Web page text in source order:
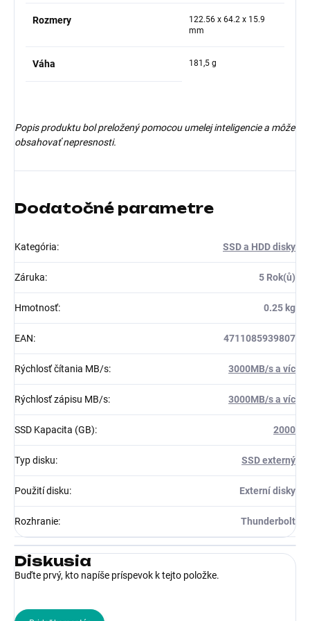
Rozmery
122.56 x 64.2 x 15.9
mm
Váha 181,5 g
Popis produktu bol preložený pomocou umelej inteligencie a môže
obsahovať nepresnosti.
Dodatočné parametre
Kategória: SSD a HDD disky
Záruka: 5 Rok(ů)
Hmotnosť: 0.25 kg
EAN: 4711085939807
Rýchlosť čítania MB/s: 3000MB/s a víc
Rýchlosť zápisu MB/s: 3000MB/s a víc
SSD Kapacita (GB): 2000
Typ disku: SSD externý
Použití disku: Externí disky
Rozhranie: Thunderbolt
Diskusia
Buďte prvý, kto napíše príspevok k tejto položke.